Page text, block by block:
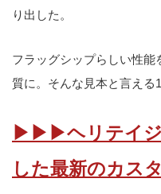
り出した。
フラッグシップらしい性能
質に。そんな見本と言える1
▶▶▶ヘリテイジ
した最新のカス